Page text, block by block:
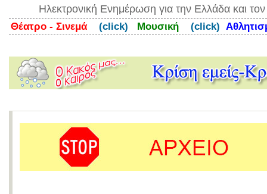
Ηλεκτρονική Ενημέρωση για την Ελλάδα και
Θέατρο - Σινεμά (click) Μουσική (click)